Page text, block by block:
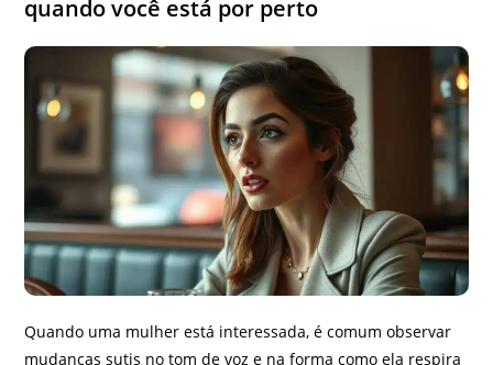
quando você está por perto
Quando uma mulher está interessada, é comum observar
mudanças sutis no tom de voz e na forma como ela respira